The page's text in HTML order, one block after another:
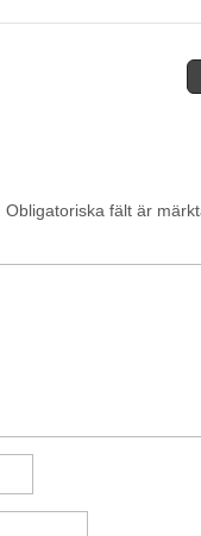
Obligatoriska fält är